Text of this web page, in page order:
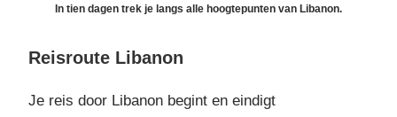
In tien dagen trek je langs alle hoogtepunten van Libanon.
Reisroute Libanon
Je reis door Libanon begint en eindigt